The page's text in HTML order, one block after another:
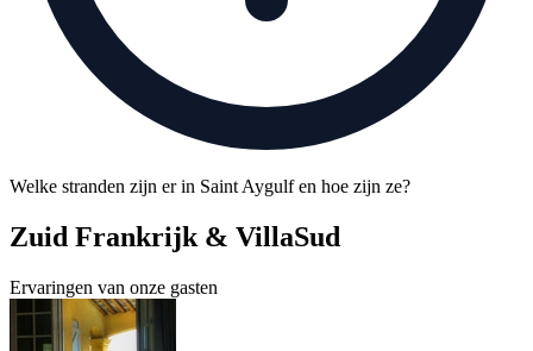
Welke stranden zijn er in Saint Aygulf en hoe zijn ze?
Zuid Frankrijk & VillaSud
Ervaringen van onze gasten